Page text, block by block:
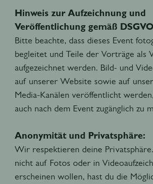
Hinweis zur Aufzeichnung und
Veröffentlichung gemäß DSGVO
Bitte beachte, dass dieses Event
begleitet und Teile der Vorträge als
aufgezeichnet werden. Bild- und
auf unserer Website sowie auf
Media-Kanälen veröffentlicht
auch nach dem Event zugänglich zu
Anonymität und Privatsphäre:
Wir respektieren deine
nicht auf Fotos oder in
erscheinen wollen, hast du die